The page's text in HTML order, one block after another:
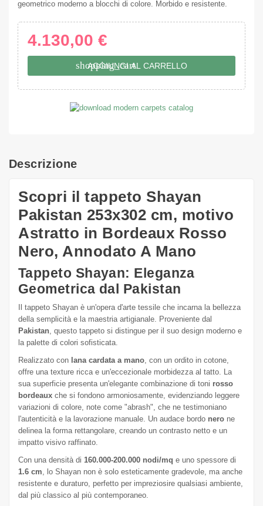
geometrico moderno a blocchi di colore. Morbido e resistente.
4.130,00 €
shopping_cart
AGGIUNGI AL CARRELLO
Descrizione
Scopri il tappeto Shayan
Pakistan 253x302 cm, motivo
Astratto in Bordeaux Rosso
Nero, Annodato A Mano
Tappeto Shayan: Eleganza
Geometrica dal Pakistan
Il tappeto Shayan è un'opera d'arte tessile che incarna la bellezza
della semplicità e la maestria artigianale. Proveniente dal
Pakistan , questo tappeto si distingue per il suo design moderno e
la palette di colori sofisticata.
Realizzato con lana cardata a mano , con un ordito in cotone,
offre una texture ricca e un'eccezionale morbidezza al tatto. La
sua superficie presenta un'elegante combinazione di toni rosso
bordeaux che si fondono armoniosamente, evidenziando leggere
variazioni di colore, note come "abrash", che ne testimoniano
l'autenticità e la lavorazione manuale. Un audace bordo nero ne
delinea la forma rettangolare, creando un contrasto netto e un
impatto visivo raffinato.
Con una densità di 160.000-200.000 nodi/mq e uno spessore di
1.6 cm , lo Shayan non è solo esteticamente gradevole, ma anche
resistente e duraturo, perfetto per impreziosire qualsiasi ambiente,
dal più classico al più contemporaneo.